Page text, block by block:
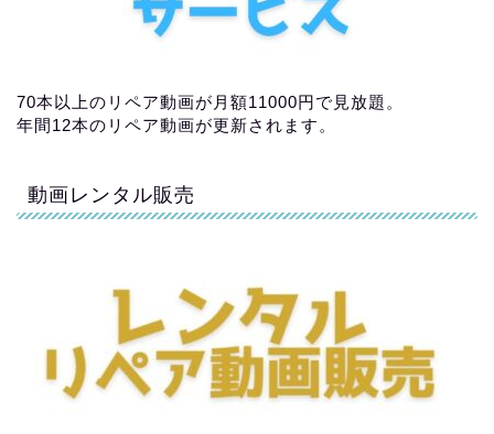
70本以上のリペア動画が月額11000円で見放題。
年間12本のリペア動画が更新されます。
動画レンタル販売